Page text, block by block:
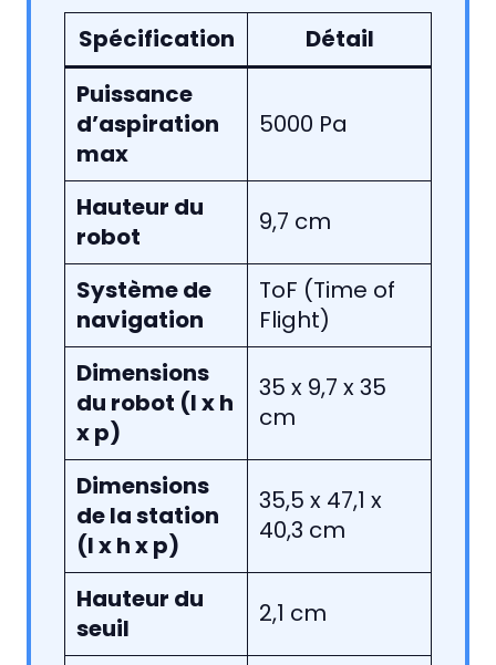
Spécification
Détail
Puissance
d’aspiration
max
5000 Pa
Hauteur du
robot
9,7 cm
Système de
navigation
ToF (Time of
Flight)
Dimensions
du robot (l x h
x p)
35 x 9,7 x 35
cm
Dimensions
de la station
(l x h x p)
35,5 x 47,1 x
40,3 cm
Hauteur du
seuil
2,1 cm